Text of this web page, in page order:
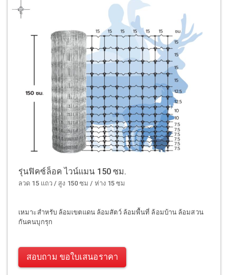
รุ่นฟิคซ์ล็อค ไวน์แมน 150 ซม.
ลวด 15 แถว / สูง 150 ซม / ห่าง 15 ซม
เหมาะสำหรับ ล้อมเขตแดน ล้อมสัตว์ ล้อมพื้นที่ ล้อมบ้าน ล้อมสวน
กันคนบุกรุก
สอบถาม ขอใบเสนอราคา